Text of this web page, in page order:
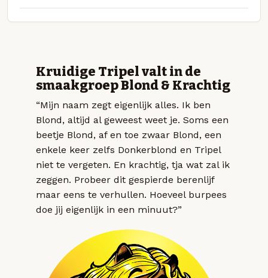
Kruidige Tripel valt in de
smaakgroep Blond & Krachtig
“Mijn naam zegt eigenlijk alles. Ik ben
Blond, altijd al geweest weet je. Soms een
beetje Blond, af en toe zwaar Blond, een
enkele keer zelfs Donkerblond en Tripel
niet te vergeten. En krachtig, tja wat zal ik
zeggen. Probeer dit gespierde berenlijf
maar eens te verhullen. Hoeveel burpees
doe jij eigenlijk in een minuut?”